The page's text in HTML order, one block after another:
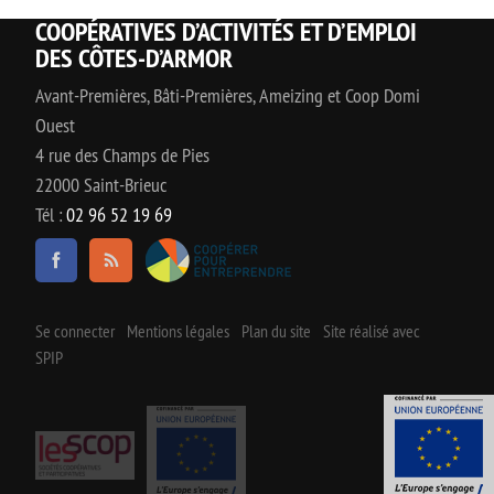
COOPÉRATIVES D’ACTIVITÉS ET D’EMPLOI
DES CÔTES-D’ARMOR
Avant-Premières, Bâti-Premières, Ameizing et Coop Domi
Ouest
4 rue des Champs de Pies
22000 Saint-Brieuc
Tél :02 96 52 19 69
Se connecter Mentions légales Plan du site
Site réalisé avec
SPIP